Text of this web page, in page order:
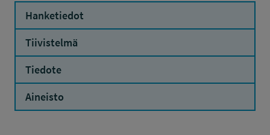
Hanketiedot
Tiivistelmä
Tiedote
Aineisto